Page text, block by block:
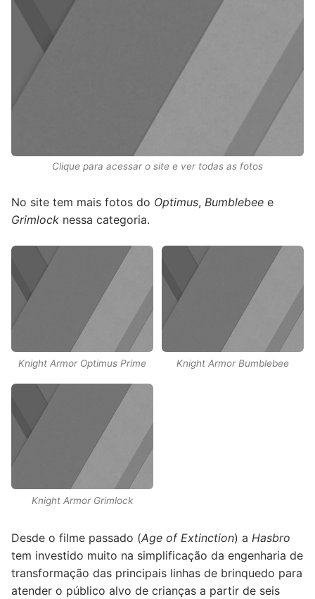
Clique para acessar o site e ver todas as fotos
No site tem mais fotos do Optimus, Bumblebee e
Grimlock nessa categoria.
Knight Armor Optimus Prime Knight Armor Bumblebee
Knight Armor Grimlock
Desde o filme passado (Age of Extinction) a Hasbro
tem investido muito na simplificação da engenharia de
transformação das principais linhas de brinquedo para
atender o público alvo de crianças a partir de seis